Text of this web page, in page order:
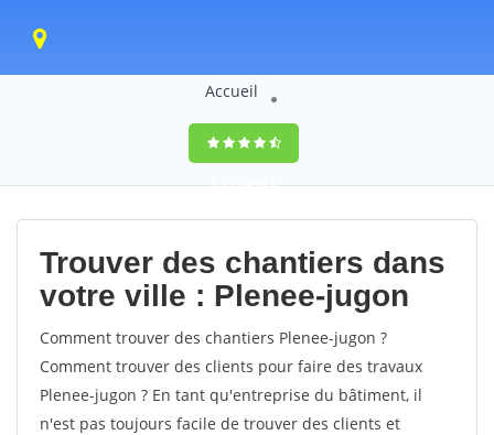
Accueil
9,5(100%)0
votes
Trouver des chantiers dans
votre ville : Plenee-jugon
Comment trouver des chantiers Plenee-jugon ?
Comment trouver des clients pour faire des travaux
Plenee-jugon ? En tant qu'entreprise du bâtiment, il
n'est pas toujours facile de trouver des clients et